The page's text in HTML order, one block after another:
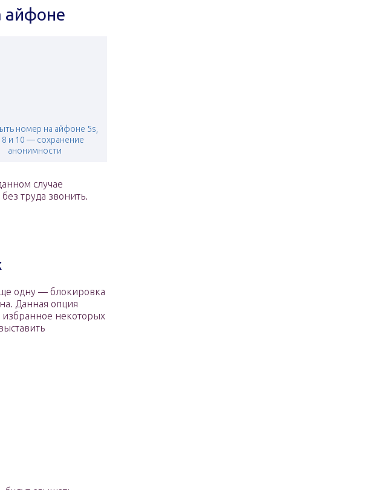
айфоне
номер на айфоне 5s,
8 и 10 — сохранение
анонимности
случае
труда звонить.
одну — блокировка
Данная опция
некоторых